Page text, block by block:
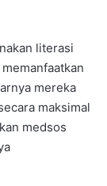
literasi
mereka
maksimal
medsos